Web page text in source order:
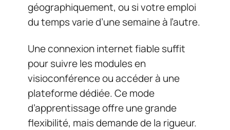
géographiquement, ou si votre emploi
du temps varie d’une semaine à l’autre.
Une connexion internet fiable suffit
pour suivre les modules en
visioconférence ou accéder à une
plateforme dédiée. Ce mode
d’apprentissage offre une grande
flexibilité, mais demande de la rigueur.